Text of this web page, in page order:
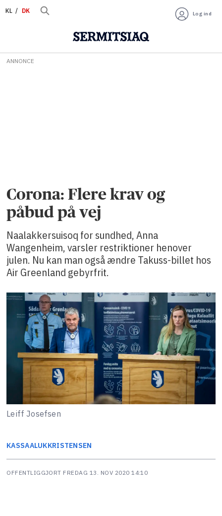
KL DK Log ind
ANNONCE
Corona: Flere krav og
påbud på vej
Naalakkersuisoq for sundhed, Anna
Wangenheim, varsler restriktioner henover
julen. Nu kan man også ændre Takuss-billet hos
Air Greenland gebyrfrit.
Leiff Josefsen
KASSAALUKKRISTENSEN
OFFENTLIGGJORT FREDAG 13. NOV 2020 14:10